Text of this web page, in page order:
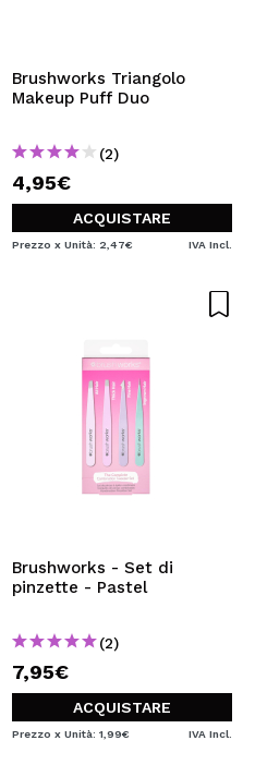
Brushworks Triangolo
Makeup Puff Duo
(2)
4,95€
ACQUISTARE
Prezzo x Unità: 2,47€ IVA Incl.
Brushworks - Set di
pinzette - Pastel
(2)
7,95€
ACQUISTARE
Prezzo x Unità: 1,99€ IVA Incl.